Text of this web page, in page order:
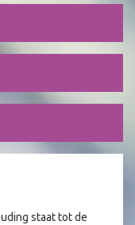
staat tot de